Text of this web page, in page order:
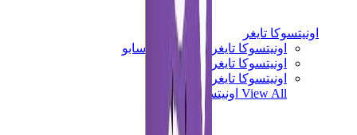
اونيتسوكا تايغر
اونيتسوكا تايغر مكسيكو 66 سابو
اونيتسوكا تايغر مكسيكو 66
اونيتسوكا تايغر توكوتن
View All اونيتسوكا تايغر